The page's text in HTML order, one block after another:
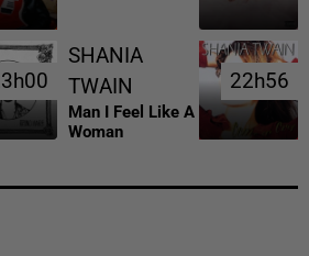
SHANIA
TWAIN
Man I Feel Like A
Woman
22h56
22h56